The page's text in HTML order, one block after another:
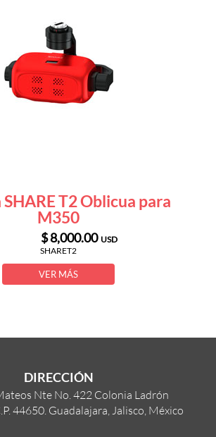
T2 Oblicua para
M350
$ 8,000.00 USD
SHARET2
VER MÁS
DIRECCIÓN
Nte No. 422 Colonia Ladrón
44650. Guadalajara, Jalisco, México